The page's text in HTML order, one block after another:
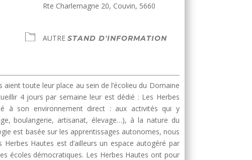
Rte Charlemagne 20, Couvin, 5660
AUTRESTAND D'INFORMATION
toute leur place au sein de l’écolieu du Domaine
4 jours par semaine leur est dédié : Les Herbes
à son environnement direct : aux activités qui y
boulangerie, artisanat, élevage…), à la nature du
est basée sur les apprentissages autonomes, nous
Hautes est d’ailleurs un espace autogéré par
écoles démocratiques. Les Herbes Hautes ont pour